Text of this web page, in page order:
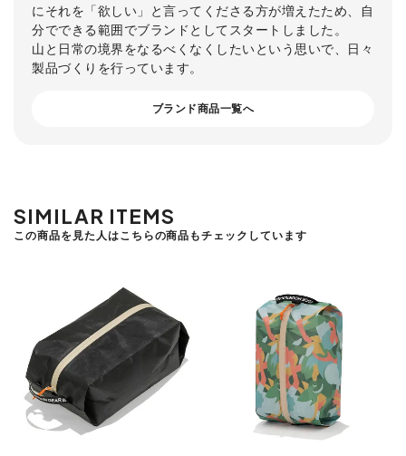
にそれを「欲しい」と言ってくださる方が増えたため、自
分でできる範囲でブランドとしてスタートしました。
山と日常の境界をなるべくなくしたいという思いで、日々
製品づくりを行っています。
ブランド商品一覧へ
SIMILAR ITEMS
この商品を見た人はこちらの商品もチェックしています